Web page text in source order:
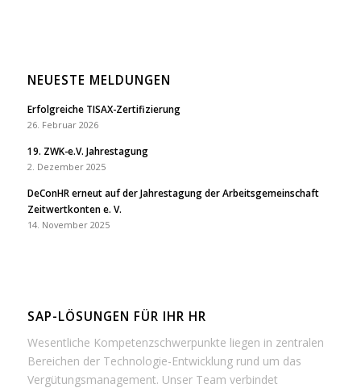
NEUESTE MELDUNGEN
Erfolgreiche TISAX-Zertifizierung
26. Februar 2026
19. ZWK-e.V. Jahrestagung
2. Dezember 2025
DeConHR erneut auf der Jahrestagung der Arbeitsgemeinschaft
Zeitwertkonten e. V.
14. November 2025
SAP-LÖSUNGEN FÜR IHR HR
Wesentliche Kompetenzschwerpunkte liegen in zentralen
Bereichen der Technologie-Entwicklung rund um das
Vergütungsmanagement. Unser Team verbindet